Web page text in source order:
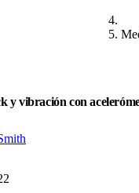
y vibración con